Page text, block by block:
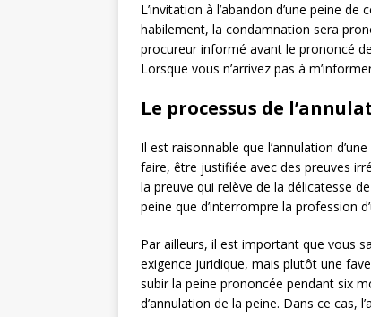
L’invitation à l’abandon d’une peine
habilement, la condamnation sera
procureur informé avant le prononcé
Lorsque vous n’arrivez pas à
Le processus de
Il est raisonnable que l’annulation
faire, être justifiée avec des preuves
la preuve qui relève de la délicatesse
peine que d’interrompre la profession
Par ailleurs, il est important que vous
exigence juridique, mais plutôt une
subir la peine prononcée pendant six
d’annulation de la peine. Dans ce cas,